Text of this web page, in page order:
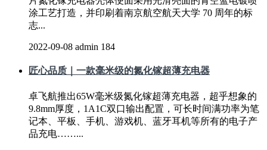
涂工艺打造，并印刷着南京航空航天大学 70 周年的标
志...
2022-09-08 admin 184
匠心品质｜一款毫米级的氮化镓超薄充电器
卓飞航推出65W毫米级氮化镓超薄充电器，超乎想象的
9.8mm厚度，1A1C双口输出配置，可长时间满功率为笔
记本、平板、手机、游戏机、蓝牙耳机等所有的电子产
品充电……...